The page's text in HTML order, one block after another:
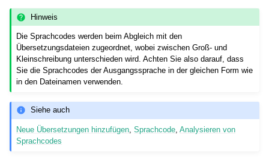
Hinweis
Die Sprachcodes werden beim Abgleich mit den
Übersetzungsdateien zugeordnet, wobei zwischen Groß- und
Kleinschreibung unterschieden wird. Achten Sie also darauf, dass
Sie die Sprachcodes der Ausgangssprache in der gleichen Form wie
in den Dateinamen verwenden.
Siehe auch
Neue Übersetzungen hinzufügen ,Sprachcode ,Analysieren von
Sprachcodes